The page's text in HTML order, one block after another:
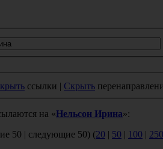
ссылки | Скрыть
на «Нельсон Ирина»:
50 | следующие 50) (20 | 50 | 100 | 250